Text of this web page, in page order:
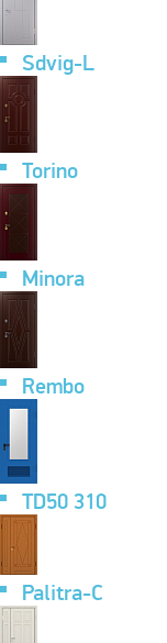
Sdvig-L
Torino
Minora
Rembo
TD50 310
Palitra-C